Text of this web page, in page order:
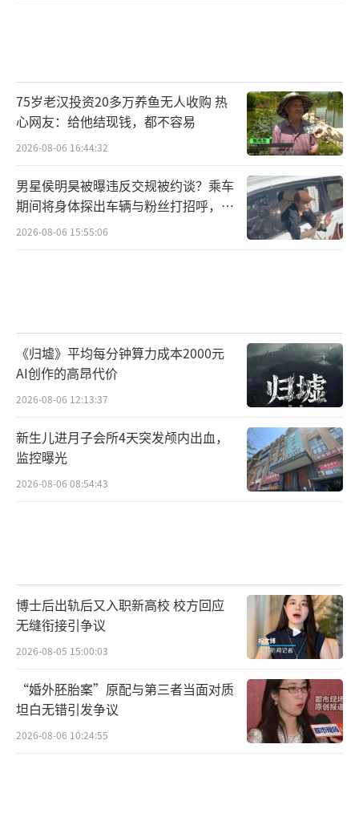
75岁老汉投资20多万养鱼无人收购 热
心网友：给他结现钱，都不容易
2026-08-06 16:44:32
男星侯明昊被曝违反交规被约谈？乘车
期间将身体探出车辆与粉丝打招呼，当
地交警回应
2026-08-06 15:55:06
《归墟》平均每分钟算力成本2000元
AI创作的高昂代价
2026-08-06 12:13:37
新生儿进月子会所4天突发颅内出血，
监控曝光
2026-08-06 08:54:43
博士后出轨后又入职新高校 校方回应
无缝衔接引争议
2026-08-05 15:00:03
“婚外胚胎案”原配与第三者当面对质
坦白无错引发争议
2026-08-06 10:24:55